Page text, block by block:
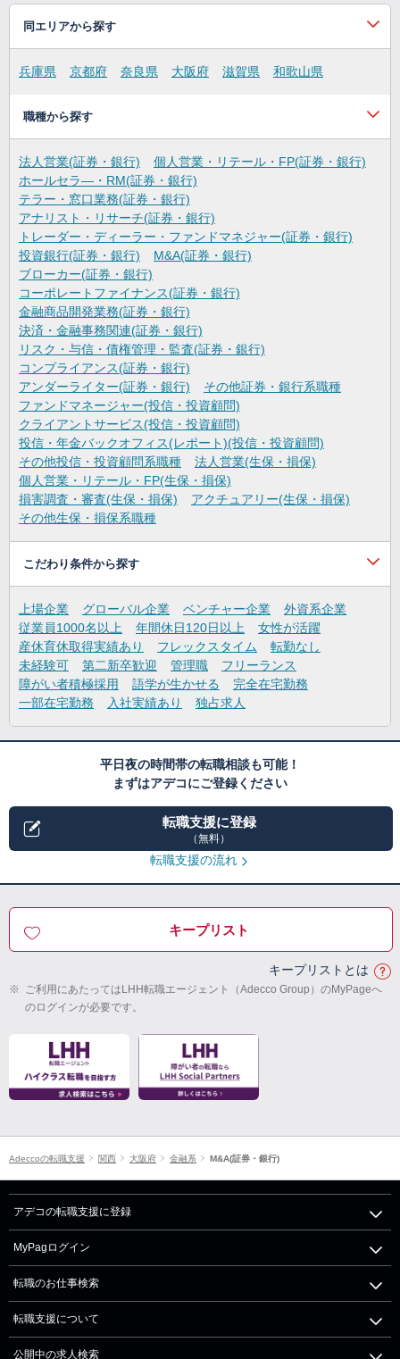
同エリアから探す
兵庫県 京都府 奈良県 大阪府 滋賀県 和歌山県
職種から探す
法人営業(証券・銀行)
個人営業・リテール・FP(証券・銀行)
ホールセラ―・RM(証券・銀行)
テラー・窓口業務(証券・銀行)
アナリスト・リサーチ(証券・銀行)
トレーダー・ディーラー・ファンドマネジャー(証券・銀行)
投資銀行(証券・銀行)
M&A(証券・銀行)
ブローカー(証券・銀行)
コーポレートファイナンス(証券・銀行)
金融商品開発業務(証券・銀行)
決済・金融事務関連(証券・銀行)
リスク・与信・債権管理・監査(証券・銀行)
コンプライアンス(証券・銀行)
アンダーライター(証券・銀行)
その他証券・銀行系職種
ファンドマネージャー(投信・投資顧問)
クライアントサービス(投信・投資顧問)
投信・年金バックオフィス(レポート)(投信・投資顧問)
その他投信・投資顧問系職種
法人営業(生保・損保)
個人営業・リテール・FP(生保・損保)
損害調査・審査(生保・損保)
アクチュアリー(生保・損保)
その他生保・損保系職種
こだわり条件から探す
上場企業 グローバル企業 ベンチャー企業
外資系企業
従業員1000名以上
年間休日120日以上
女性が活躍
産休育休取得実績あり
フレックスタイム
転勤なし
未経験可
第二新卒歓迎 管理職
フリーランス
障がい者積極採用
語学が生かせる
完全在宅勤務
一部在宅勤務
入社実績あり 独占求人
平日夜の時間帯の転職相談も可能！
まずはアデコにご登録ください
転職支援に登録
（無料）
転職支援の流れ
キープリスト
キープリストとは
※ ご利用にあたってはLHH転職エージェント（Adecco Group）のMyPageへ
のログインが必要です。
Adeccoの転職支援 関西 大阪府 金融系 M&A(証券・銀行)
アデコの転職支援に登録
MyPagログイン
転職のお仕事検索
転職支援について
公開中の求人検索